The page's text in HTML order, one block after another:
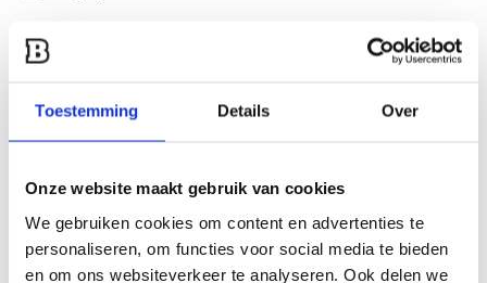
Toestemming Details Over
Onze website maakt gebruik van cookies
We gebruiken cookies om content en advertenties te
personaliseren, om functies voor social media te bieden
en om ons websiteverkeer te analyseren. Ook delen we
Heb je een vraag over dit product?
Stuur ons een mail
Productomschrijving
Specificaties